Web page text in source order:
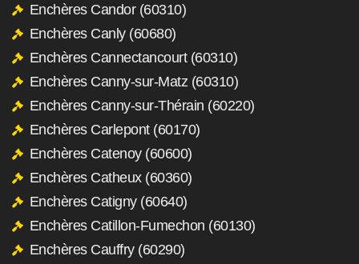
Enchères Candor (60310)
Enchères Canly (60680)
Enchères Cannectancourt (60310)
Enchères Canny-sur-Matz (60310)
Enchères Canny-sur-Thérain (60220)
Enchères Carlepont (60170)
Enchères Catenoy (60600)
Enchères Catheux (60360)
Enchères Catigny (60640)
Enchères Catillon-Fumechon (60130)
Enchères Cauffry (60290)